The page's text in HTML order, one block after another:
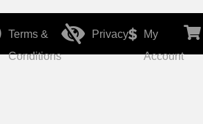
Terms &
Conditions
Privacy
My
Account